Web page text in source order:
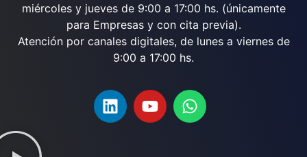
miércoles y jueves de 9:00 a 17:00 hs. (únicamente
para Empresas y con cita previa).
Atención por canales digitales, de lunes a viernes de
9:00 a 17:00 hs.